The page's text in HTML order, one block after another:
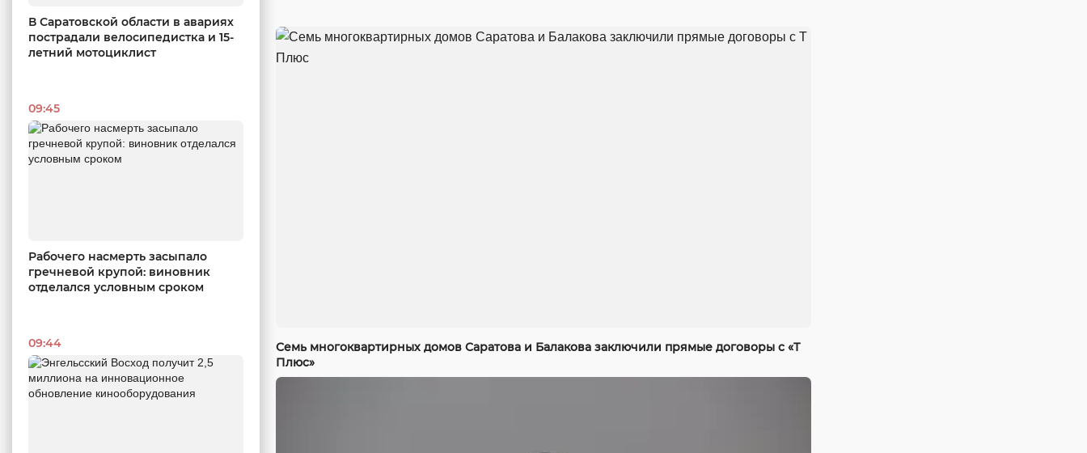
В Саратовской области в авариях
пострадали велосипедистка и 15-
летний мотоциклист
09:45
Рабочего насмерть засыпало
гречневой крупой: виновник
отделался условным сроком
09:44
Семь многоквартирных домов Саратова и Балакова заключили прямые договоры с «Т
Плюс»